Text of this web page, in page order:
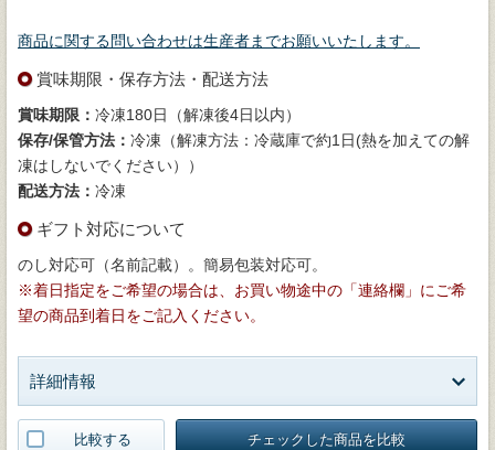
商品に関する問い合わせは生産者までお願いいたします。
賞味期限・保存方法・配送方法
賞味期限： 冷凍180日（解凍後4日以内）
保存/保管方法： 冷凍（解凍方法：冷蔵庫で約1日(熱を加えての解
凍はしないでください））
配送方法： 冷凍
ギフト対応について
のし対応可（名前記載）。簡易包装対応可。
※着日指定をご希望の場合は、お買い物途中の「連絡欄」にご希
望の商品到着日をご記入ください。
詳細情報
比較する チェックした商品を比較